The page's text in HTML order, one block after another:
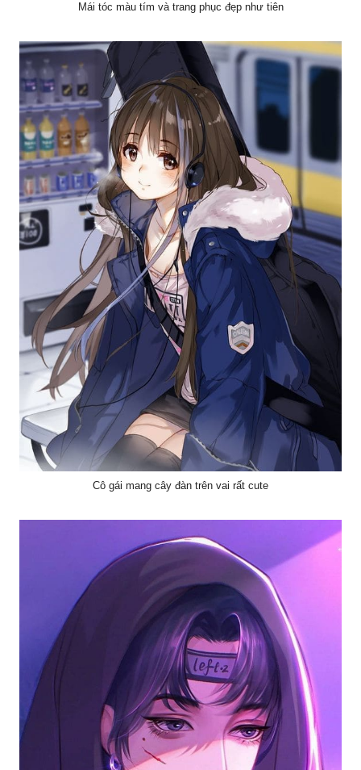
Mái tóc màu tím và trang phục đẹp như tiên
Cô gái mang cây đàn trên vai rất cute